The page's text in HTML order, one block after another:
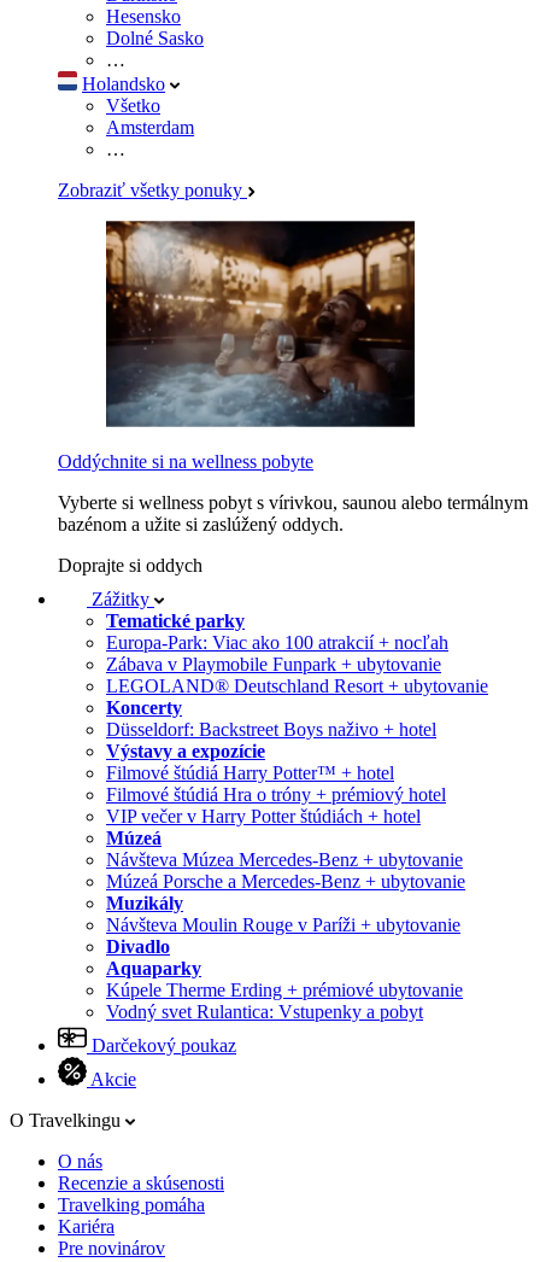
Hesensko
Dolné Sasko
…
Holandsko
Všetko
Amsterdam
…
Zobraziť všetky ponuky
Oddýchnite si na wellness pobyte
Vyberte si wellness pobyt s vírivkou, saunou alebo termálnym
bazénom a užite si zaslúžený oddych.
Doprajte si oddych
Zážitky
Tematické parky
Europa-Park: Viac ako 100 atrakcií + nocľah
Zábava v Playmobile Funpark + ubytovanie
LEGOLAND® Deutschland Resort + ubytovanie
Koncerty
Düsseldorf: Backstreet Boys naživo + hotel
Výstavy a expozície
Filmové štúdiá Harry Potter™ + hotel
Filmové štúdiá Hra o tróny + prémiový hotel
VIP večer v Harry Potter štúdiách + hotel
Múzeá
Návšteva Múzea Mercedes-Benz + ubytovanie
Múzeá Porsche a Mercedes-Benz + ubytovanie
Muzikály
Návšteva Moulin Rouge v Paríži + ubytovanie
Divadlo
Aquaparky
Kúpele Therme Erding + prémiové ubytovanie
Vodný svet Rulantica: Vstupenky a pobyt
Darčekový poukaz
Akcie
O Travelkingu
O nás
Recenzie a skúsenosti
Travelking pomáha
Kariéra
Pre novinárov